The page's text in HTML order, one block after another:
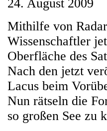
24. August 2009
Mithilfe von
Wissenschaftler
Oberfläche des
Nach den jetzt
Lacus beim
Nun rätseln die
so großen See zu